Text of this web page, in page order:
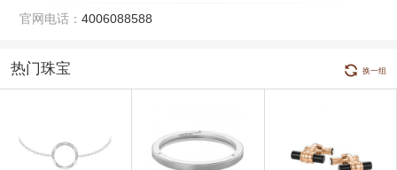
官网电话： 4006088588
热门珠宝 换一组